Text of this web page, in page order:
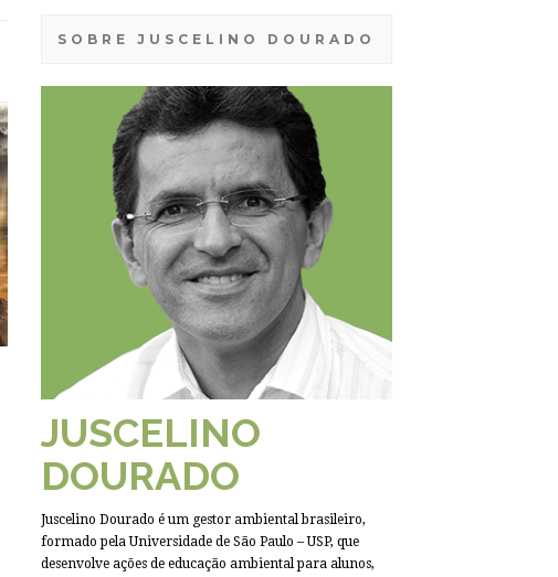
SOBRE JUSCELINO DOURADO
JUSCELINO
DOURADO
Juscelino Dourado é um gestor ambiental brasileiro,
formado pela Universidade de São Paulo – USP, que
desenvolve ações de educação ambiental para alunos,